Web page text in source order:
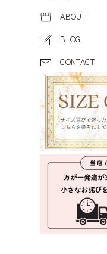
ABOUT
BLOG
CONTACT